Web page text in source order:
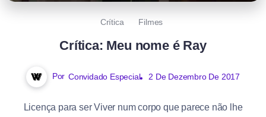
Crítica Filmes
Crítica: Meu nome é Ray
Por Convidado Especial 2 De Dezembro De 2017
Licença para ser Viver num corpo que parece não lhe